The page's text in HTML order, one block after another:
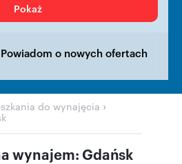
Pokaż
Powiadom o nowych ofertach
do wynajęcia ›
wynajem: Gdańsk